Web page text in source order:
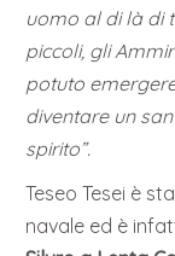
uomo al di là di
piccoli, gli
potuto
diventare un
spirito”.
Teseo Tesei è
navale ed è